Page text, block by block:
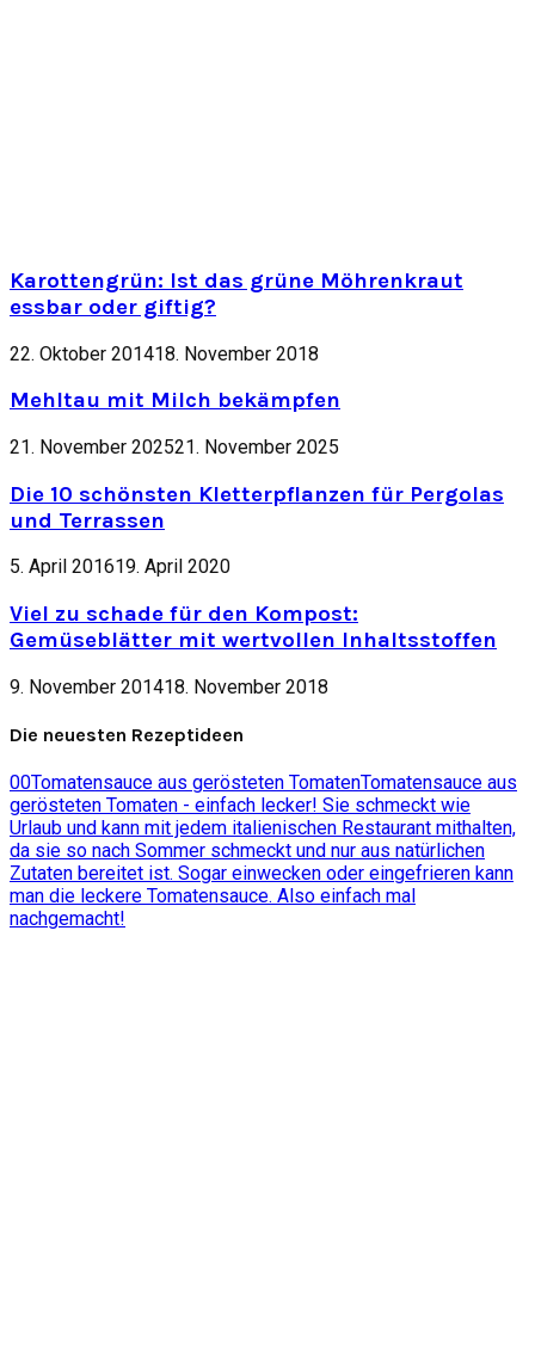
Karottengrün: Ist das grüne Möhrenkraut
essbar oder giftig?
22. Oktober 201418. November 2018
Mehltau mit Milch bekämpfen
21. November 202521. November 2025
Die 10 schönsten Kletterpflanzen für Pergolas
und Terrassen
5. April 201619. April 2020
Viel zu schade für den Kompost:
Gemüseblätter mit wertvollen Inhaltsstoffen
9. November 201418. November 2018
Die neuesten Rezeptideen
00Tomatensauce aus gerösteten TomatenTomatensauce aus
gerösteten Tomaten - einfach lecker! Sie schmeckt wie
Urlaub und kann mit jedem italienischen Restaurant mithalten,
da sie so nach Sommer schmeckt und nur aus natürlichen
Zutaten bereitet ist. Sogar einwecken oder eingefrieren kann
man die leckere Tomatensauce. Also einfach mal
nachgemacht!